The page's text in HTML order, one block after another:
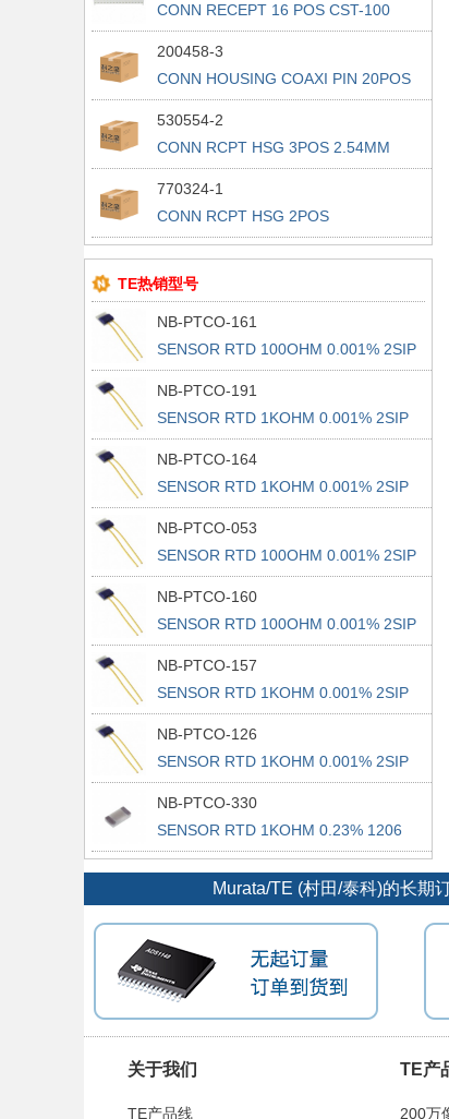
CONN RECEPT 16 POS CST-100
200458-3
CONN HOUSING COAXI PIN 20POS
BLK
530554-2
CONN RCPT HSG 3POS 2.54MM
770324-1
CONN RCPT HSG 2POS
TE热销型号
NB-PTCO-161
SENSOR RTD 100OHM 0.001% 2SIP
NB-PTCO-191
SENSOR RTD 1KOHM 0.001% 2SIP
NB-PTCO-164
SENSOR RTD 1KOHM 0.001% 2SIP
NB-PTCO-053
SENSOR RTD 100OHM 0.001% 2SIP
NB-PTCO-160
SENSOR RTD 100OHM 0.001% 2SIP
NB-PTCO-157
SENSOR RTD 1KOHM 0.001% 2SIP
NB-PTCO-126
SENSOR RTD 1KOHM 0.001% 2SIP
NB-PTCO-330
SENSOR RTD 1KOHM 0.23% 1206
Murata/TE (村田/泰科)的长期
关于我们
TE产品线
TE产
200万